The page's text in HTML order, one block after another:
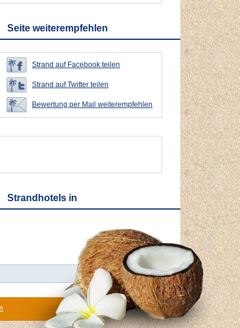
Seite weiterempfehlen
Strand auf Facebook teilen
Strand auf Twitter teilen
Bewertung per Mail weiterempfehlen
Strandhotels in